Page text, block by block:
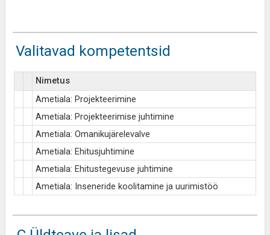
Valitavad kompetentsid
Nimetus
Ametiala: Projekteerimine
Ametiala: Projekteerimise juhtimine
Ametiala: Omanikujärelevalve
Ametiala: Ehitusjuhtimine
Ametiala: Ehitustegevuse juhtimine
Ametiala: Inseneride koolitamine ja uurimistöö